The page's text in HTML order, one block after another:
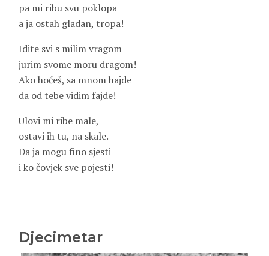
pa mi ribu svu poklopa
a ja ostah gladan, tropa!
Idite svi s milim vragom
jurim svome moru dragom!
Ako hoćeš, sa mnom hajde
da od tebe vidim fajde!
Ulovi mi ribe male,
ostavi ih tu, na skale.
Da ja mogu fino sjesti
i ko čovjek sve pojesti!
Djecimetar